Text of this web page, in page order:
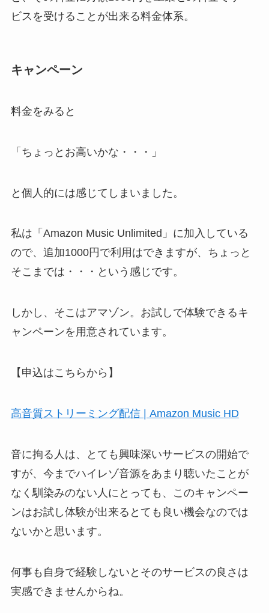
ビスを受けることが出来る料金体系。
キャンペーン
料金をみると
「ちょっとお高いかな・・・」
と個人的には感じてしまいました。
私は「Amazon Music Unlimited」に加入している
ので、追加1000円で利用はできますが、ちょっと
そこまでは・・・という感じです。
しかし、そこはアマゾン。お試しで体験できるキ
ャンペーンを用意されています。
【申込はこちらから】
高音質ストリーミング配信 | Amazon Music HD
音に拘る人は、とても興味深いサービスの開始で
すが、今までハイレゾ音源をあまり聴いたことが
なく馴染みのない人にとっても、このキャンペー
ンはお試し体験が出来るとても良い機会なのでは
ないかと思います。
何事も自身で経験しないとそのサービスの良さは
実感できませんからね。